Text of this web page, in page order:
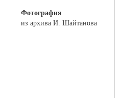
Фотография
из архива И. Шайтанова